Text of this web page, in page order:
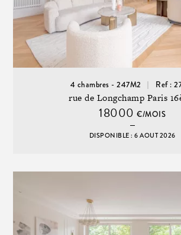
4 chambres - 247M2 Ref :
rue de Longchamp Paris
18000€/MOIS
DISPONIBLE : 6 AOUT 2026